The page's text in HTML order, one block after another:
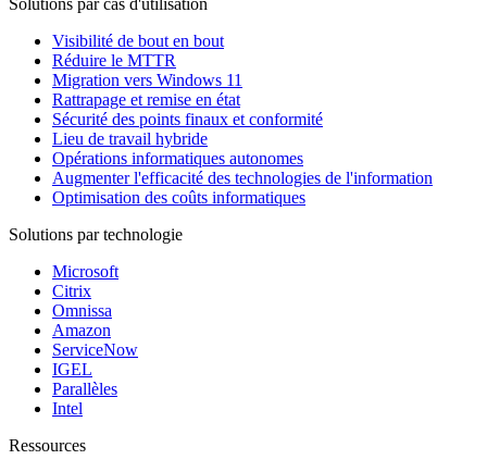
Solutions par cas d'utilisation
Visibilité de bout en bout
Réduire le MTTR
Migration vers Windows 11
Rattrapage et remise en état
Sécurité des points finaux et conformité
Lieu de travail hybride
Opérations informatiques autonomes
Augmenter l'efficacité des technologies de l'information
Optimisation des coûts informatiques
Solutions par technologie
Microsoft
Citrix
Omnissa
Amazon
ServiceNow
IGEL
Parallèles
Intel
Ressources